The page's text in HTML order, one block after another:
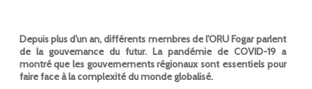
Depuis plus d'un an, différents membres de l'ORU Fogar parlent
de la gouvernance du futur. La pandémie de COVID-19 a
montré que les gouvernements régionaux sont essentiels pour
faire face à la complexité du monde globalisé.